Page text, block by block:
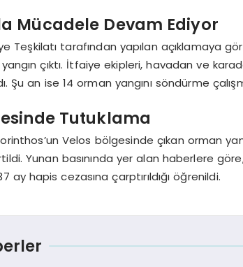
Mücadele Devam Ediyor
Teşkilatı tarafından yapılan açıklamaya
çıktı. İtfaiye ekipleri, havadan ve
Şu an ise 14 orman yangını söndürme
Tutuklama
Velos bölgesinde çıkan orman
Yunan basınında yer alan haberlere göre,
ay hapis cezasına çarptırıldığı öğrenildi.